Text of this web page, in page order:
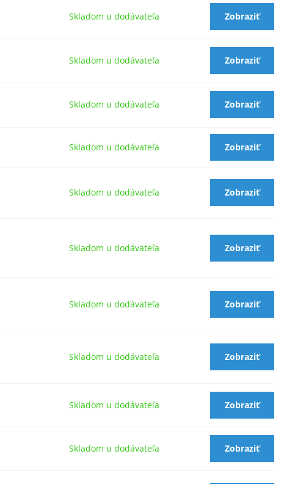
Skladom u dodávateľa Zobraziť
Skladom u dodávateľa Zobraziť
Skladom u dodávateľa Zobraziť
Skladom u dodávateľa Zobraziť
Skladom u dodávateľa Zobraziť
Skladom u dodávateľa Zobraziť
Skladom u dodávateľa Zobraziť
Skladom u dodávateľa Zobraziť
Skladom u dodávateľa Zobraziť
Skladom u dodávateľa Zobraziť